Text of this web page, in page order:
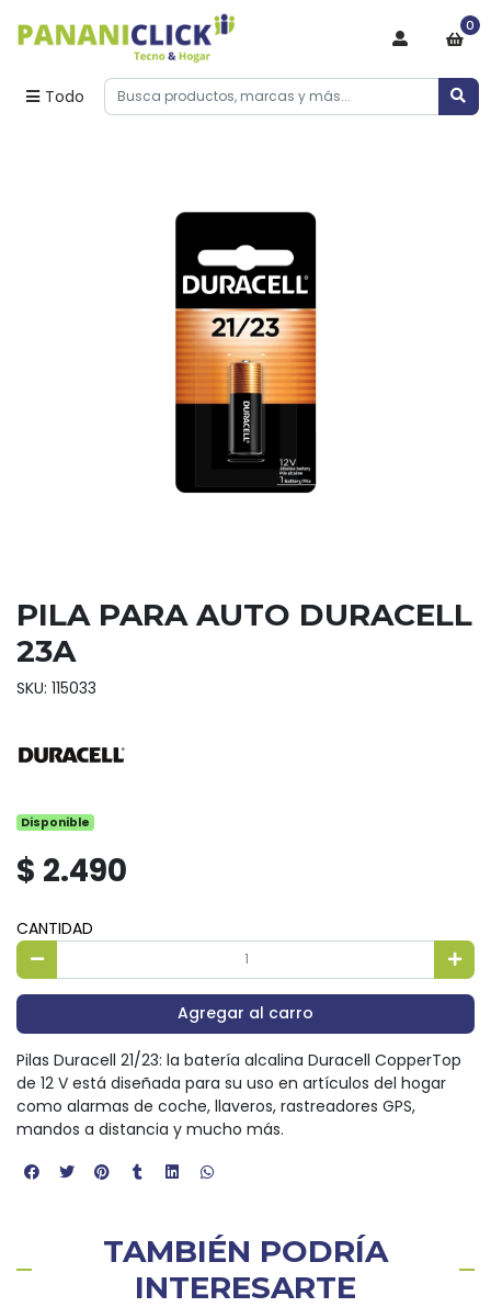
Todo
0
PILA PARA AUTO DURACELL
23A
SKU: 115033
Disponible
$ 2.490
CANTIDAD
Agregar al carro
Pilas Duracell 21/23: la batería alcalina Duracell CopperTop
de 12 V está diseñada para su uso en artículos del hogar
como alarmas de coche, llaveros, rastreadores GPS,
mandos a distancia y mucho más.
TAMBIÉN PODRÍA
INTERESARTE